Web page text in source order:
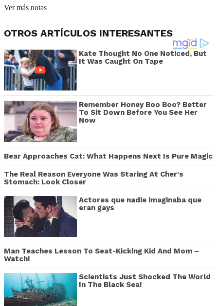
Ver más notas
OTROS ARTÍCULOS INTERESANTES
Kate Thought No One Noticed, But
It Was Caught On Tape
Remember Honey Boo Boo? Better
To Sit Down Before You See Her
Now
Bear Approaches Cat: What Happens Next Is Pure Magic
The Real Reason Everyone Was Staring At Cher's
Stomach: Look Closer
Actores que nadie imaginaba que
eran gays
Man Teaches Lesson To Seat-Kicking Kid And Mom –
Watch!
Scientists Just Shocked The World
In The Black Sea!